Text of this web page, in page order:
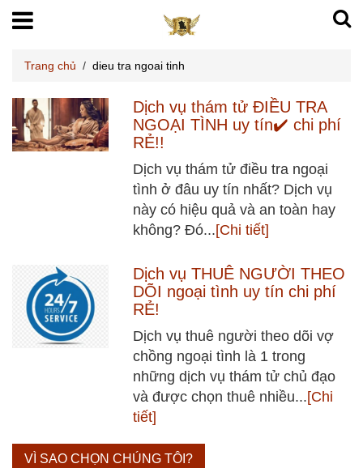
Trang chủ / dieu tra ngoai tinh
Dịch vụ thám tử ĐIỀU TRA
NGOẠI TÌNH uy tín✔️ chi phí
RẺ!!
Dịch vụ thám tử điều tra ngoại
tình ở đâu uy tín nhất? Dịch vụ
này có hiệu quả và an toàn hay
không? Đó...[Chi tiết]
Dịch vụ THUÊ NGƯỜI THEO
DÕI ngoại tình uy tín chi phí
RẺ!
Dịch vụ thuê người theo dõi vợ
chồng ngoại tình là 1 trong
những dịch vụ thám tử chủ đạo
và được chọn thuê nhiều...[Chi
tiết]
VÌ SAO CHỌN CHÚNG TÔI?